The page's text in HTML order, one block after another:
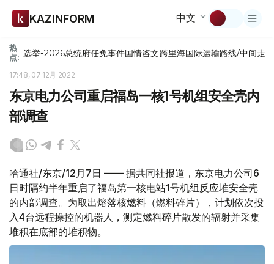
KAZINFORM 中文
热
点: 选举-2026总统府任免事件国情咨文跨里海国际运输路线/中间走廊
17:48, 07 12月 2022
东京电力公司重启福岛一核1号机组安全壳内
部调查
哈通社/东京/12月7日 —— 据共同社报道，东京电力公司6
日时隔约半年重启了福岛第一核电站1号机组反应堆安全壳
的内部调查。为取出熔落核燃料（燃料碎片），计划依次投
入4台远程操控的机器人，测定燃料碎片散发的辐射并采集
堆积在底部的堆积物。